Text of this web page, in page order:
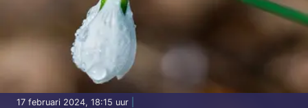
17 februari 2024, 18:15 uur